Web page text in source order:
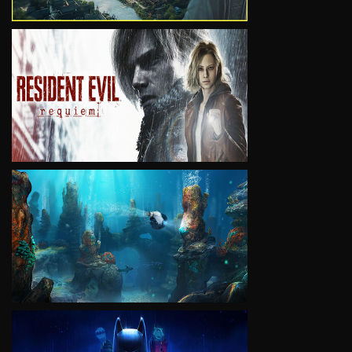
VIEW
VIEW